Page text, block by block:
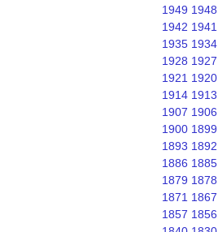
1949 1948
1942 1941
1935 1934
1928 1927
1921 1920
1914 1913
1907 1906
1900 1899
1893 1892
1886 1885
1879 1878
1871 1867
1857 1856